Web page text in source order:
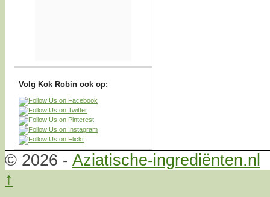
Volg Kok Robin ook op:
© 2026 - Aziatische-ingrediënten.nl
↑